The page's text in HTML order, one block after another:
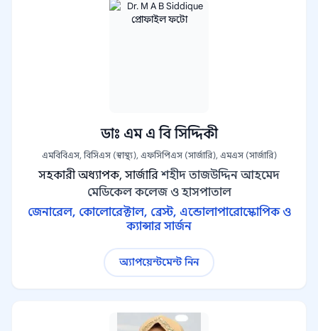
ডাঃ এম এ বি সিদ্দিকী
এমবিবিএস, বিসিএস (স্বাস্থ্য), এফসিপিএস (সার্জারি), এমএস (সার্জারি)
সহকারী অধ্যাপক, সার্জারি শহীদ তাজউদ্দিন আহমেদ
মেডিকেল কলেজ ও হাসপাতাল
জেনারেল, কোলোরেক্টাল, ব্রেস্ট, এন্ডোলাপারোস্কোপিক ও
ক্যান্সার সার্জন
অ্যাপয়েন্টমেন্ট নিন